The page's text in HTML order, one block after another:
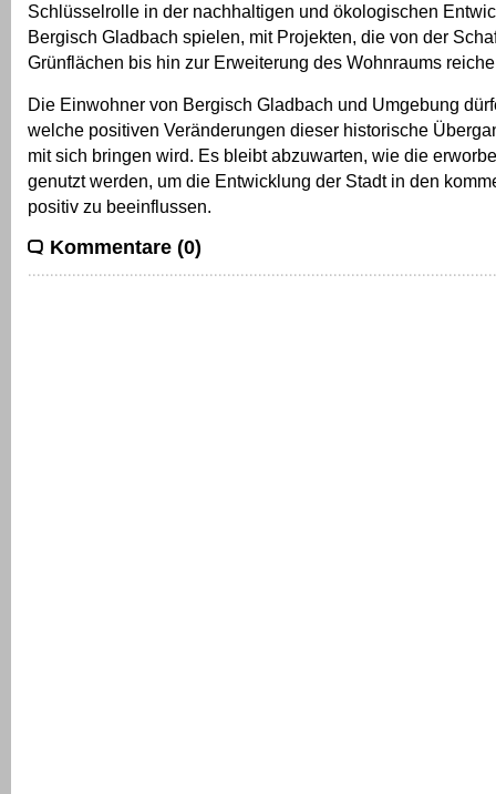
Schlüsselrolle in der nachhaltigen und ökologischen
Bergisch Gladbach spielen, mit Projekten, die von der
Grünflächen bis hin zur Erweiterung des Wohnraums
Die Einwohner von Bergisch Gladbach und Umgebung
welche positiven Veränderungen dieser historische
mit sich bringen wird. Es bleibt abzuwarten, wie die
genutzt werden, um die Entwicklung der Stadt in den
positiv zu beeinflussen.
Kommentare (0)